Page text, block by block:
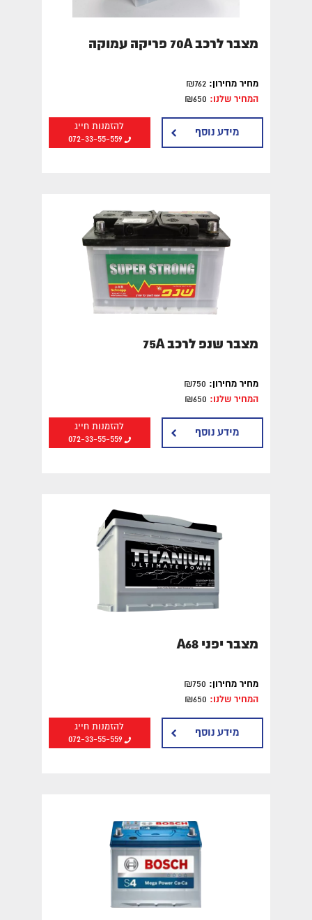
מצבר לרכב 70A פריקה עמוקה
מחיר מחירון:
המחיר שלנו:
להזמנות חייג
072-33-55-559
מידע נוסף
מצבר שנפ לרכב 75A
מחיר מחירון:
המחיר שלנו:
להזמנות חייג
072-33-55-559
מידע נוסף
מצבר יפני A68
מחיר מחירון:
המחיר שלנו:
להזמנות חייג
072-33-55-559
מידע נוסף